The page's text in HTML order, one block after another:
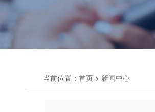
当前位置： 首页 > 新闻中心